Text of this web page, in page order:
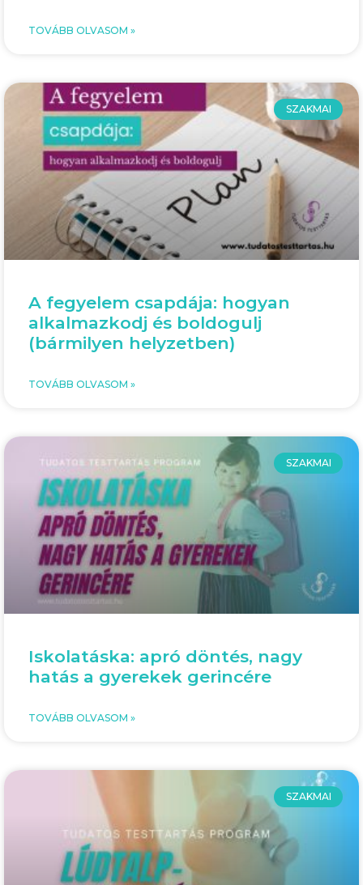
TOVÁBB OLVASOM »
SZAKMAI
A fegyelem csapdája: hogyan
alkalmazkodj és boldogulj
(bármilyen helyzetben)
TOVÁBB OLVASOM »
SZAKMAI
Iskolatáska: apró döntés, nagy
hatás a gyerekek gerincére
TOVÁBB OLVASOM »
SZAKMAI